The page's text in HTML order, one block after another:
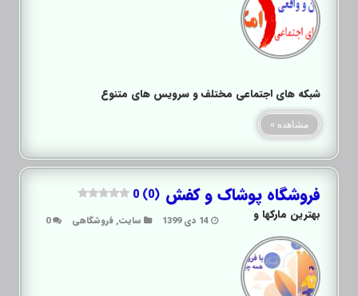
شبکه های اجتماعی مختلف و سرویس های متنوع
مشاهده »
فروشگاه پوشاک و کفش 0 (0)
14 دی 1399 سایت,فروشگاهی 0 بهترین مارکها و